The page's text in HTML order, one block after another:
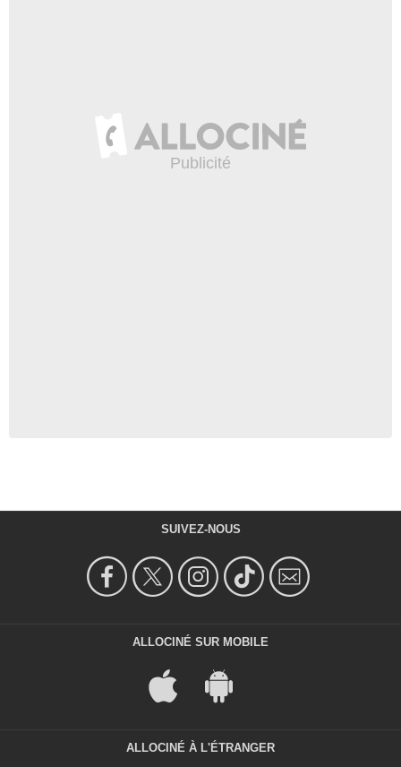
SUIVEZ-NOUS
ALLOCINÉ SUR MOBILE
ALLOCINÉ À L'ÉTRANGER